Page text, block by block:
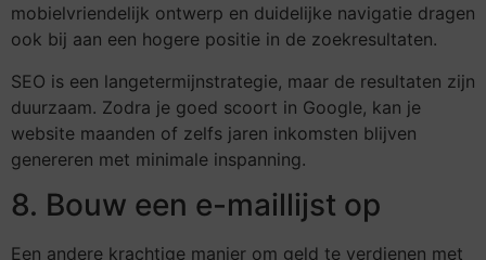
mobielvriendelijk ontwerp en duidelijke navigatie dragen
ook bij aan een hogere positie in de zoekresultaten.
SEO is een langetermijnstrategie, maar de resultaten zijn
duurzaam. Zodra je goed scoort in Google, kan je
website maanden of zelfs jaren inkomsten blijven
genereren met minimale inspanning.
8. Bouw een e-maillijst op
Een andere krachtige manier om geld te verdienen met